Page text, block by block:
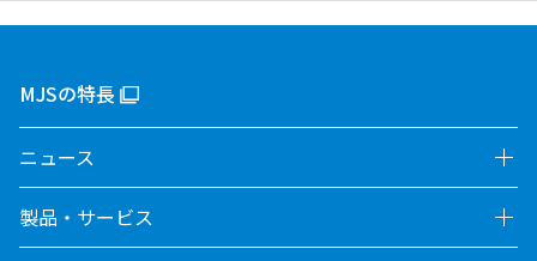
MJSの特長
ニュース
製品・サービス